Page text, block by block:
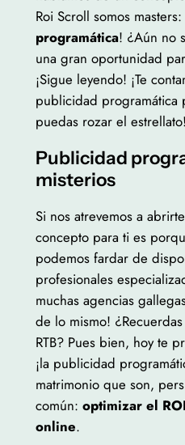
Roi Scroll somos masters:
programática! ¿Aún no
una gran oportunidad
¡Sigue leyendo! ¡Te
publicidad programática
puedas rozar el estrellato!
Publicidad
misterios
Si nos atrevemos a
concepto para ti es
podemos fardar de
profesionales
muchas agencias
de lo mismo!
RTB? Pues bien, hoy te
¡la publicidad
matrimonio que son,
común: optimizar el
online.